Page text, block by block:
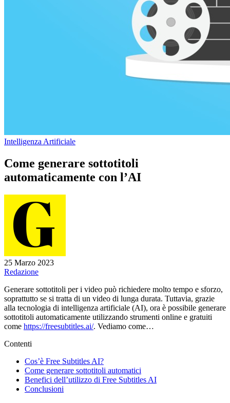
Intelligenza Artificiale
Come generare sottotitoli
automaticamente con l’AI
25 Marzo 2023
Redazione
Generare sottotitoli per i video può richiedere molto tempo e sforzo,
soprattutto se si tratta di un video di lunga durata. Tuttavia, grazie
alla tecnologia di intelligenza artificiale (AI), ora è possibile generare
sottotitoli automaticamente utilizzando strumenti online e gratuiti
come https://freesubtitles.ai/. Vediamo come…
Contenti
Cos’è Free Subtitles AI?
Come generare sottotitoli automatici
Benefici dell’utilizzo di Free Subtitles AI
Conclusioni